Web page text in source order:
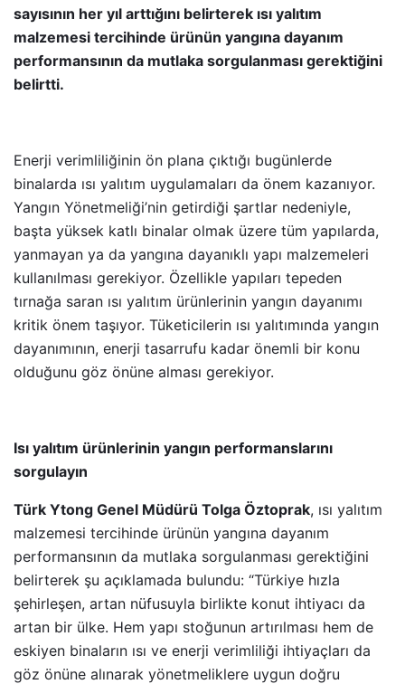
sayısının her yıl arttığını belirterek ısı yalıtım
malzemesi tercihinde ürünün yangına dayanım
performansının da mutlaka sorgulanması gerektiğini
belirtti.
Enerji verimliliğinin ön plana çıktığı bugünlerde
binalarda ısı yalıtım uygulamaları da önem kazanıyor.
Yangın Yönetmeliği’nin getirdiği şartlar nedeniyle,
başta yüksek katlı binalar olmak üzere tüm yapılarda,
yanmayan ya da yangına dayanıklı yapı malzemeleri
kullanılması gerekiyor. Özellikle yapıları tepeden
tırnağa saran ısı yalıtım ürünlerinin yangın dayanımı
kritik önem taşıyor. Tüketicilerin ısı yalıtımında yangın
dayanımının, enerji tasarrufu kadar önemli bir konu
olduğunu göz önüne alması gerekiyor.
Isı yalıtım ürünlerinin yangın performanslarını
sorgulayın
Türk Ytong Genel Müdürü Tolga Öztoprak, ısı yalıtım
malzemesi tercihinde ürünün yangına dayanım
performansının da mutlaka sorgulanması gerektiğini
belirterek şu açıklamada bulundu: “Türkiye hızla
şehirleşen, artan nüfusuyla birlikte konut ihtiyacı da
artan bir ülke. Hem yapı stoğunun artırılması hem de
eskiyen binaların ısı ve enerji verimliliği ihtiyaçları da
göz önüne alınarak yönetmeliklere uygun doğru